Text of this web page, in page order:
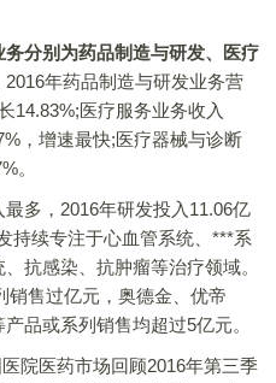
分别为药品制造与研发、医疗
2016年药品制造与研发业务营
14.83%;医疗服务业务收入
，增速最快;医疗器械与诊断
。
多，2016年研发投入11.06亿
持续专注于心血管系统、***系
抗感染、抗肿瘤等治疗领域。
销售过亿元，奥德金、优帝
品或系列销售均超过5亿元。
医药市场回顾2016年第三季